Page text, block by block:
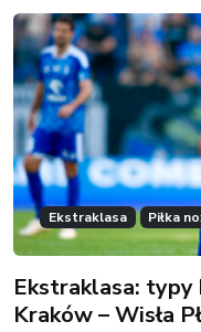
Ekstraklasa Piłka
Ekstraklasa: typy
Kraków – Wisła